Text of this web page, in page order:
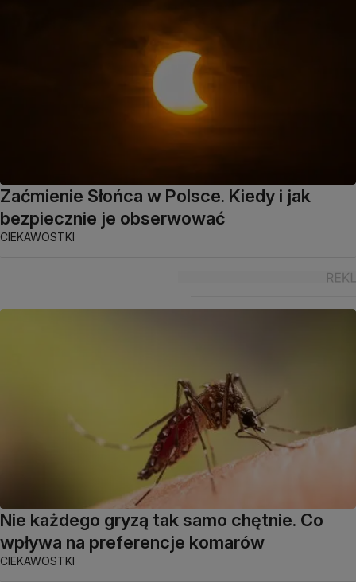
Zaćmienie Słońca w Polsce. Kiedy i jak
bezpiecznie je obserwować
CIEKAWOSTKI
Nie każdego gryzą tak samo chętnie. Co
wpływa na preferencje komarów
CIEKAWOSTKI